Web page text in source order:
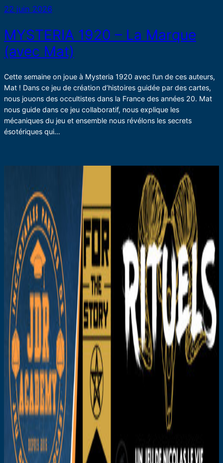
22 juin 2026
MYSTERIA 1920 – La Marque
(avec Mat)
Cette semaine on joue à Mysteria 1920 avec l’un de ces auteurs,
Mat ! Dans ce jeu de création d’histoires guidée par des cartes,
nous jouons des occultistes dans la France des années 20. Mat
nous guide dans ce jeu collaboratif, nous explique les
mécaniques du jeu et ensemble nous révélons les secrets
ésotériques qui…